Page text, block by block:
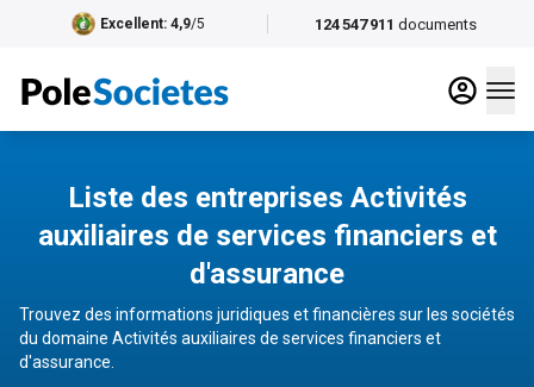
124 547 911 documents
Excellent: 4,9/5
Liste des entreprises Activités
auxiliaires de services financiers et
d'assurance
Trouvez des informations juridiques et financières sur les sociétés
du domaine Activités auxiliaires de services financiers et
d'assurance.